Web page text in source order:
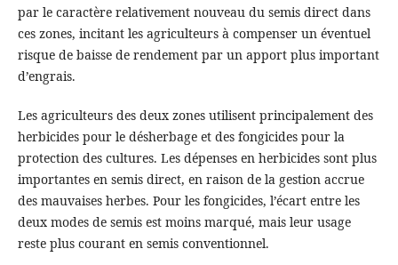
par le caractère relativement nouveau du semis direct dans
ces zones, incitant les agriculteurs à compenser un éventuel
risque de baisse de rendement par un apport plus important
d’engrais.
Les agriculteurs des deux zones utilisent principalement des
herbicides pour le désherbage et des fongicides pour la
protection des cultures. Les dépenses en herbicides sont plus
importantes en semis direct, en raison de la gestion accrue
des mauvaises herbes. Pour les fongicides, l’écart entre les
deux modes de semis est moins marqué, mais leur usage
reste plus courant en semis conventionnel.